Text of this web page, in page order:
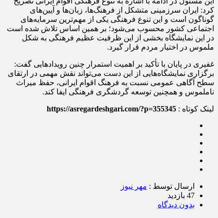
کرد: ایران سرزمینی متشکل از فرهنگ‌ها، زبان‌ها و آیین‌های
گوناگون است و این تنوع فرهنگی یکی از مهم‌ترین سرمایه‌های
اجتماعی کشور محسوب می‌شود؛ بر همین اساس تلاش شده است
در این نمایشگاه بخشی از این ظرفیت عظیم فرهنگی به شکل
ملموس در اختیار مردم قرار گیرد.
غفیری در پایان با تأکید بر اهمیت استمرار چنین رویدادهایی گفت:
برگزاری نمایشگاه‌هایی از این دست می‌تواند نقش مهمی در ارتقای
سطح آگاهی عمومی نسبت به فرهنگ اقوام ایرانی، حفظ میراث
ناملموس و همچنین توسعه گردشگری فرهنگی ایفا کند.
لینک کوتاه : https://asregardeshgari.com/?p=355345
ارسال توسط : مهر نیوز
47 بازدید
بدون دیدگاه